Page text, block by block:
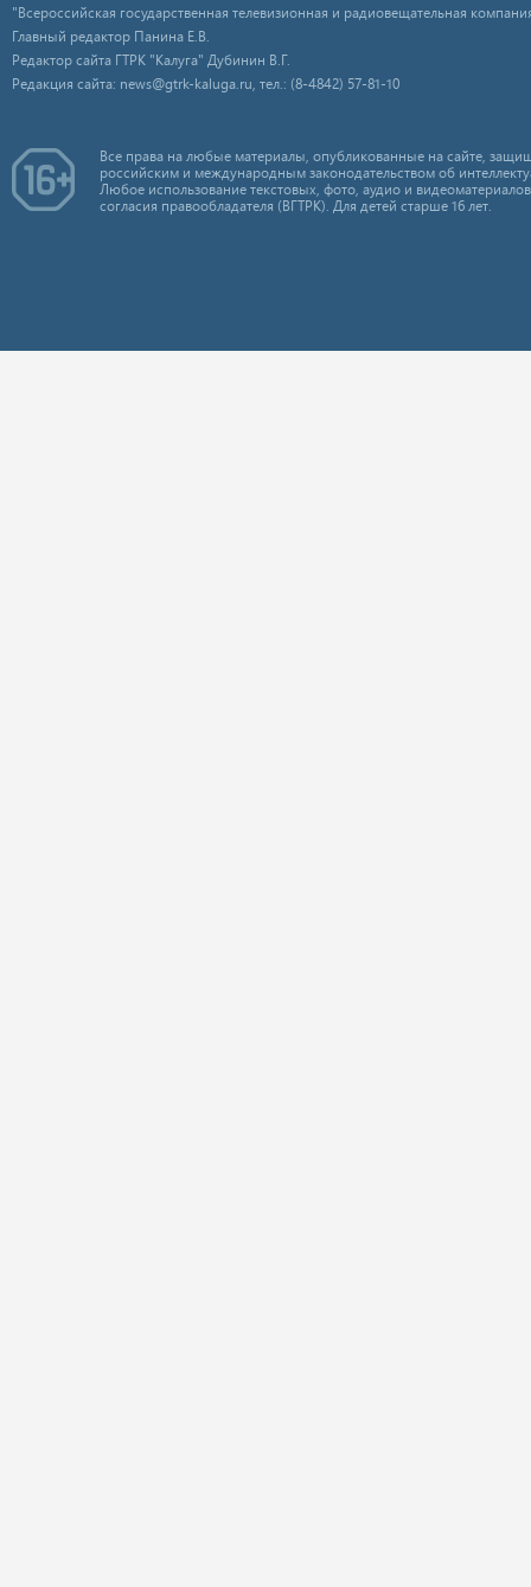
"Всероссийская государственная телевизионная и радиовещательная
Главный редактор Панина Е.В.
Редактор сайта ГТРК "Калуга" Дубинин В.Г.
Редакция сайта: news@gtrk-kaluga.ru, тел.: (8-4842) 57-81-10
Все права на любые материалы, опубликованные на сайте,
российским и международным законодательством об
Любое использование текстовых, фото, аудио и
согласия правообладателя (ВГТРК). Для детей старше 16 лет.